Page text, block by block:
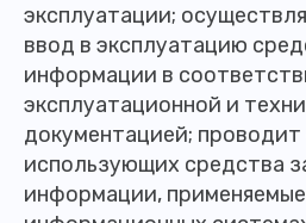
эксплуатации;
ввод в эксплуатацию
информации в
эксплуатационной и
документацией;
использующих средства
информации,